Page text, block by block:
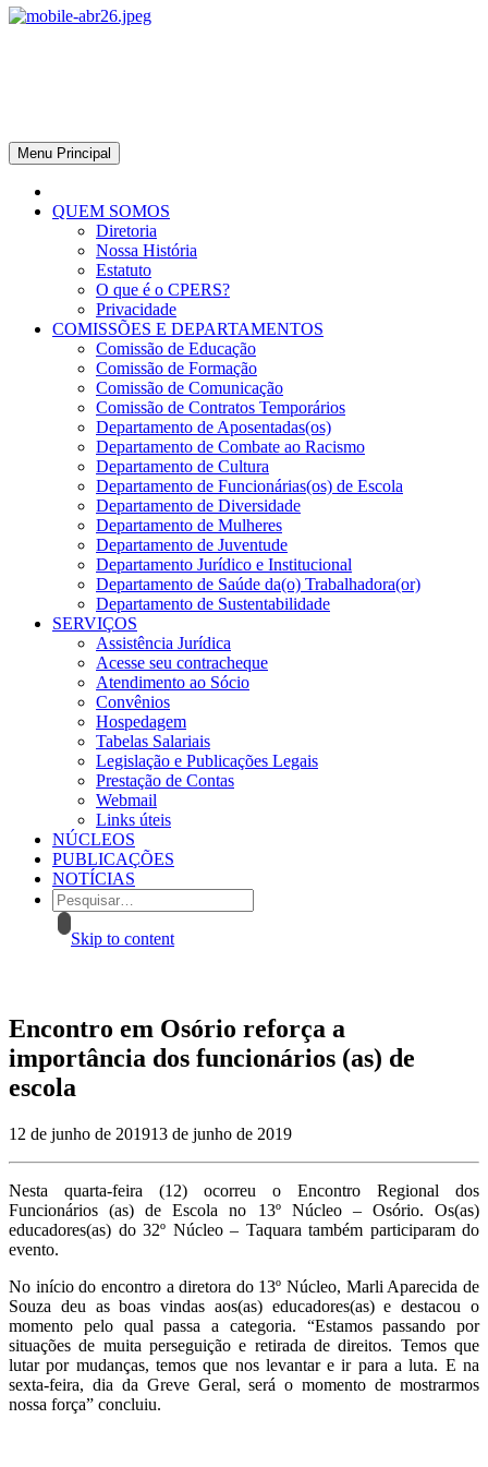
Menu Principal
QUEM SOMOS
Diretoria
Nossa História
Estatuto
O que é o CPERS?
Privacidade
COMISSÕES E DEPARTAMENTOS
Comissão de Educação
Comissão de Formação
Comissão de Comunicação
Comissão de Contratos Temporários
Departamento de Aposentadas(os)
Departamento de Combate ao Racismo
Departamento de Cultura
Departamento de Funcionárias(os) de Escola
Departamento de Diversidade
Departamento de Mulheres
Departamento de Juventude
Departamento Jurídico e Institucional
Departamento de Saúde da(o) Trabalhadora(or)
Departamento de Sustentabilidade
SERVIÇOS
Assistência Jurídica
Acesse seu contracheque
Atendimento ao Sócio
Convênios
Hospedagem
Tabelas Salariais
Legislação e Publicações Legais
Prestação de Contas
Webmail
Links úteis
NÚCLEOS
PUBLICAÇÕES
NOTÍCIAS
Skip to content
Encontro em Osório reforça a
importância dos funcionários (as) de
escola
12 de junho de 201913 de junho de 2019
Nesta quarta-feira (12) ocorreu o Encontro Regional dos
Funcionários (as) de Escola no 13º Núcleo – Osório. Os(as)
educadores(as) do 32º Núcleo – Taquara também participaram do
evento.
No início do encontro a diretora do 13º Núcleo, Marli Aparecida de
Souza deu as boas vindas aos(as) educadores(as) e destacou o
momento pelo qual passa a categoria. “Estamos passando por
situações de muita perseguição e retirada de direitos. Temos que
lutar por mudanças, temos que nos levantar e ir para a luta. E na
sexta-feira, dia da Greve Geral, será o momento de mostrarmos
nossa força” concluiu.